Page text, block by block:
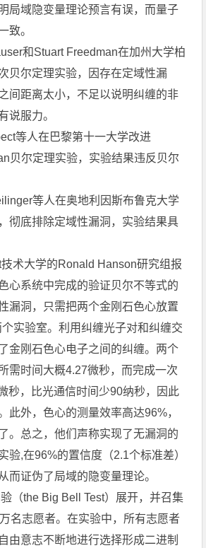
局域隐变量理论预言有误，而量子
致。
和Stuart Freedman在加州大学柏
贝尔定理实验，因存在定域性漏
间距离太小，不足以说明纠缠的非
说服力。
等人在巴黎第十一大学改进
贝尔定理实验，实验结果违反贝尔
等人在奥地利因斯布鲁克大学
彻底排除定域性漏洞，实验结果具
术大学的Ronald Hanson研究组报
心系统中完成的验证贝尔不等式的
漏洞，只需把两个金刚石色心放置
实验室。利用纠缠光子对和纠缠交
金刚石色心电子之间的纠缠。两个
需时间大概4.27微秒，而完成一次
秒，比光通信时间少90纳秒，因此
此外，色心的测量效率高达96%，
。总之，他们声称实现了无漏洞的
验,在96%的置信度（2.1个标准差）
而证伪了局域的隐变量理论。
（the Big Bell Test）展开，并召集
名志愿者。在实验中，所有志愿者
由意志不断地进行选择形成二进制